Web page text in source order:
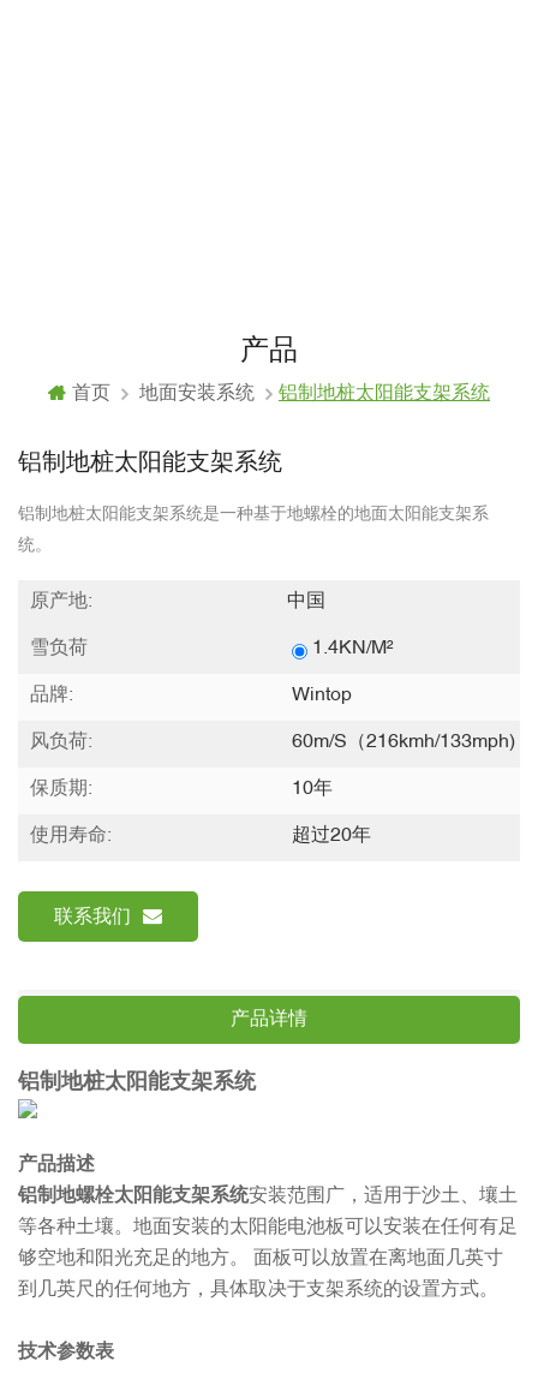
产品
首页 地面安装系统 铝制地桩太阳能支架系统
铝制地桩太阳能支架系统
铝制地桩太阳能支架系统是一种基于地螺栓的地面太阳能支架系
统。
原产地: 中国
雪负荷 1.4KN/m²
品牌: Wintop
风负荷: 60m/s（216kmh/133mph)
保质期: 10年
使用寿命: 超过20年
联系我们
产品详情
铝制地桩太阳能支架系统
产品描述
铝制地螺栓太阳能支架系统安装范围广，适用于沙土、壤土
等各种土壤。地面安装的太阳能电池板可以安装在任何有足
够空地和阳光充足的地方。 面板可以放置在离地面几英寸
到几英尺的任何地方，具体取决于支架系统的设置方式。
技术参数表